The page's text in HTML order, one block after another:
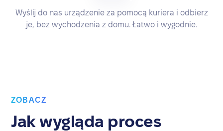
Wyślij do nas urządzenie za pomocą kuriera i odbierz
je, bez wychodzenia z domu. Łatwo i wygodnie.
ZOBACZ
Jak wygląda proces